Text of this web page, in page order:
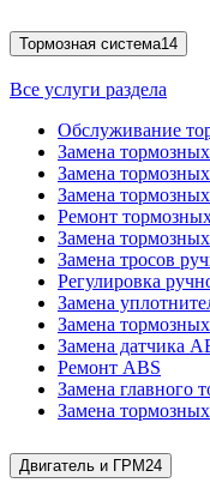
Тормозная система14
Все услуги раздела
Обслуживание
Замена
Замена
Замена
Ремонт
Замена
Замена тросов
Регулировка
Замена
Замена
Замена датчика
Ремонт ABS
Замена главного
Замена
Двигатель и ГРМ24